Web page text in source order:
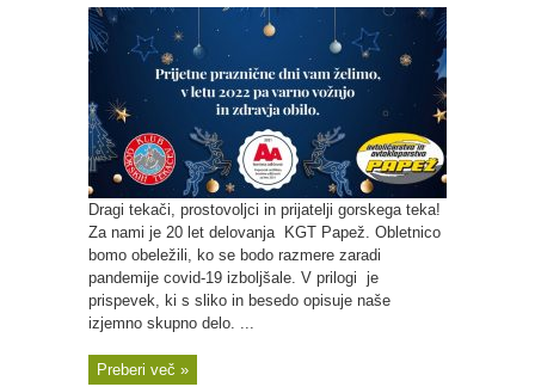
Dragi tekači, prostovoljci in prijatelji gorskega teka!
Za nami je 20 let delovanja KGT Papež. Obletnico
bomo obeležili, ko se bodo razmere zaradi
pandemije covid-19 izboljšale. V prilogi je
prispevek, ki s sliko in besedo opisuje naše
izjemno skupno delo. ...
Preberi več »